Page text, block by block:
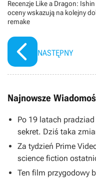
Recenzje Like a Dragon: Ishin
oceny wskazują na kolejny
remake
NASTĘPNY
Najnowsze
Po 19 latach
sekret. Dziś taka
Za tydzień Prime
science fiction
Ten film przygodowy